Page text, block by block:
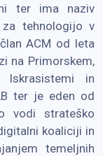
ter ima naziv
za tehnologijo v
ACM od leta
na Primorskem,
in
ter je eden od
vodi strateško
koaliciji in
temeljnih